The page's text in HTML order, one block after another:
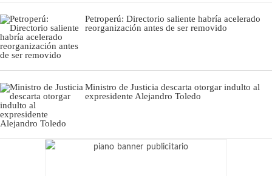
Petroperú: Directorio saliente habría acelerado
reorganización antes de ser removido
Ministro de Justicia descarta otorgar indulto al
expresidente Alejandro Toledo